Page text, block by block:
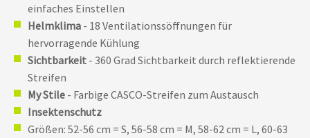
einfaches Einstellen
Helmklima - 18 Ventilationssöffnungen für
hervorragende Kühlung
Sichtbarkeit - 360 Grad Sichtbarkeit durch reflektierende
Streifen
My Stile - Farbige CASCO-Streifen zum Austausch
Insektenschutz
Größen: 52-56 cm = S, 56-58 cm = M, 58-62 cm = L, 60-63